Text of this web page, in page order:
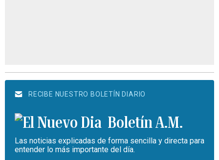
RECIBE NUESTRO BOLETÍN DIARIO
Boletín A.M.
Las noticias explicadas de forma sencilla y directa para
entender lo más importante del día.